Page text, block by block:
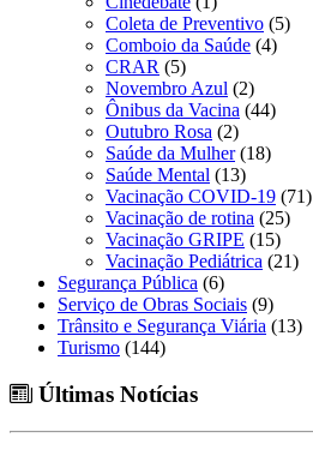
Coleta de Preventivo (5)
Comboio da Saúde (4)
CRAR (5)
Novembro Azul (2)
Ônibus da Vacina (44)
Outubro Rosa (2)
Saúde da Mulher(18)
Saúde Mental (13)
Vacinação COVID-19 (71)
Vacinação de rotina (25)
Vacinação GRIPE (15)
Vacinação Pediátrica (21)
Segurança Pública (6)
Serviço de Obras Sociais (9)
Trânsito e Segurança Viária (13)
Turismo (144)
Últimas Notícias